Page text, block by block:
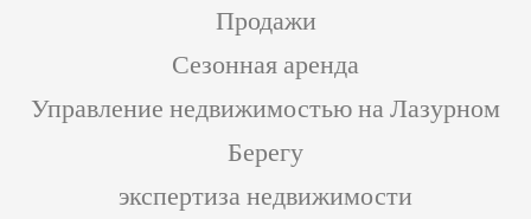
Продажи
Сезонная аренда
Управление недвижимостью на Лазурном
Берегу
экспертиза недвижимости